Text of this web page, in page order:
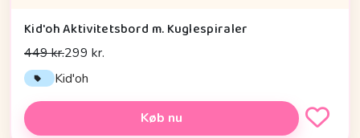
Kid'oh Aktivitetsbord m. Kuglespiraler
449 kr.299 kr.
Kid'oh
Køb nu